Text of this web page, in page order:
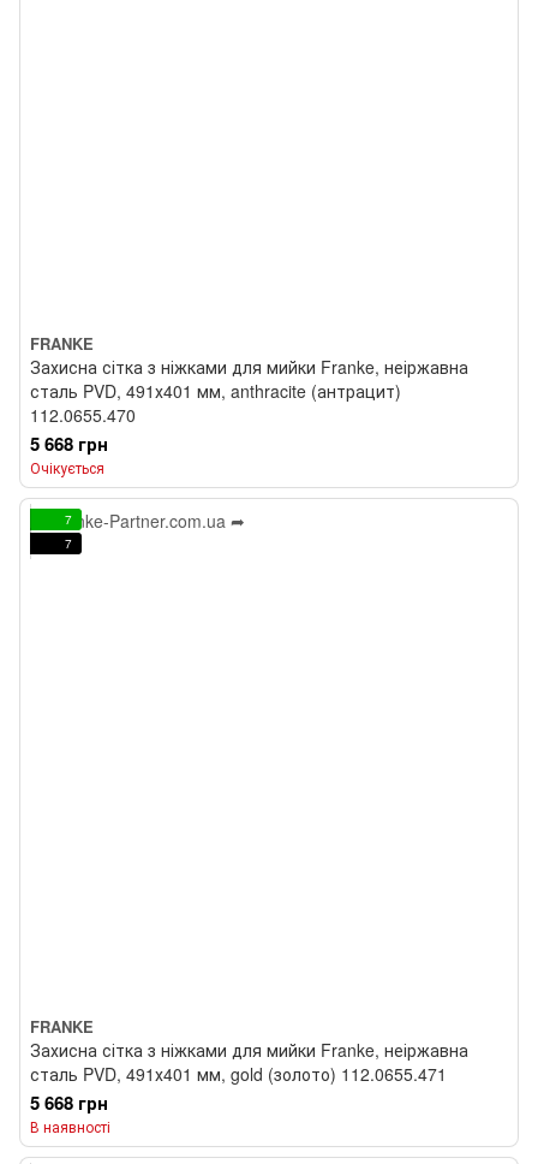
FRANKE
Захисна сітка з ніжками для мийки Franke, неіржавна
сталь PVD, 491х401 мм, anthracite (антрацит)
112.0655.470
5 668 грн
Очікується
7
7
FRANKE
Захисна сітка з ніжками для мийки Franke, неіржавна
сталь PVD, 491х401 мм, gold (золото) 112.0655.471
5 668 грн
В наявності